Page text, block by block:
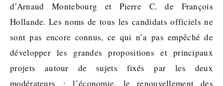
d’Arnaud Montebourg et Pierre C. de François
Hollande. Les noms de tous les candidats officiels ne
sont pas encore connus, ce qui n’a pas empêché de
développer les grandes propositions et principaux
projets autour de sujets fixés par les deux
modérateurs : l’économie, le renouvellement des